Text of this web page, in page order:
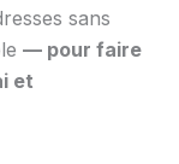
sans
— pour faire
et